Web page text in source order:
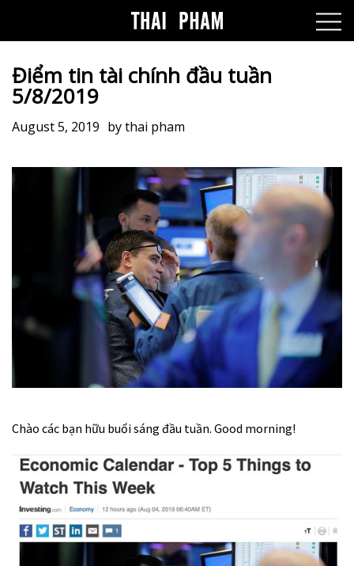
Điểm tin tài chính đầu tuần
5/8/2019
August 5, 2019 bythai pham
Chào các bạn hữu buổi sáng đầu tuần. Good morning!